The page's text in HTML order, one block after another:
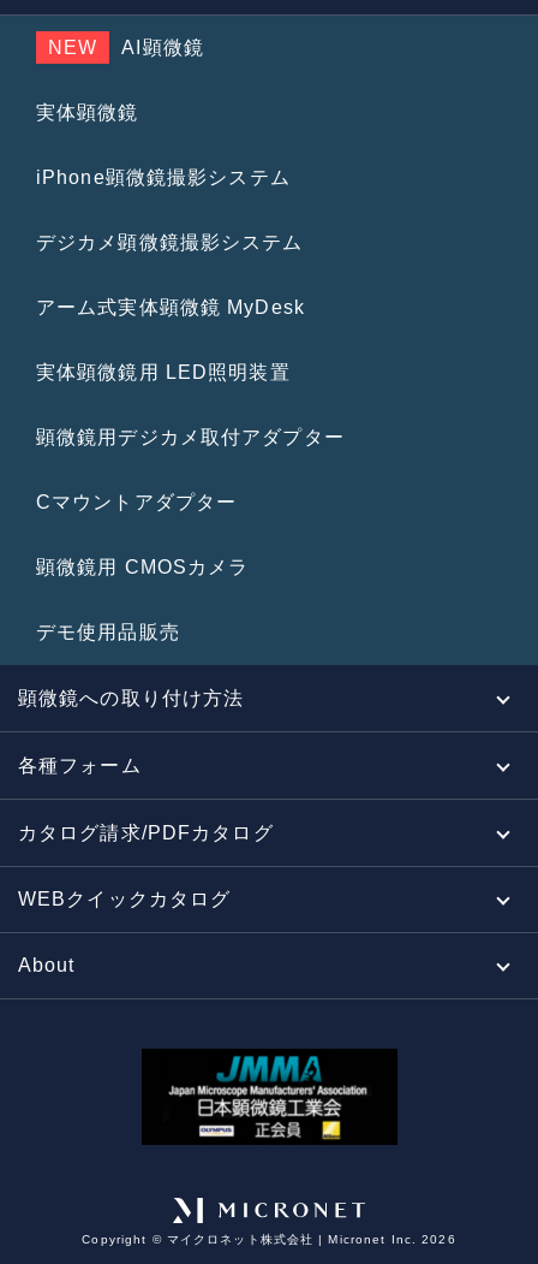
NEW AI顕微鏡
実体顕微鏡
iPhone顕微鏡撮影システム
デジカメ顕微鏡撮影システム
アーム式実体顕微鏡 MyDesk
実体顕微鏡用 LED照明装置
顕微鏡用デジカメ取付アダプター
Cマウントアダプター
顕微鏡用 CMOSカメラ
デモ使用品販売
顕微鏡への取り付け方法
各種フォーム
カタログ請求/PDFカタログ
WEBクイックカタログ
About
Copyright ©︎ マイクロネット株式会社 | Micronet Inc. 2026